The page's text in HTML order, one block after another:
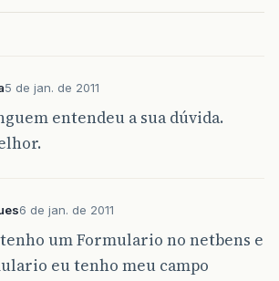
5 de jan. de 2011
entendeu a sua dúvida.
6 de jan. de 2011
um Formulario no netbens e
eu tenho meu campo